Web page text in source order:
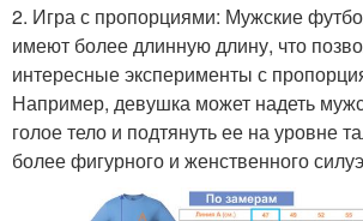
2. Игра с пропорциями: Мужские
имеют более длинную длину, что
интересные эксперименты с
Например, девушка может надеть
голое тело и подтянуть ее на уровне
более фигурного и женственного